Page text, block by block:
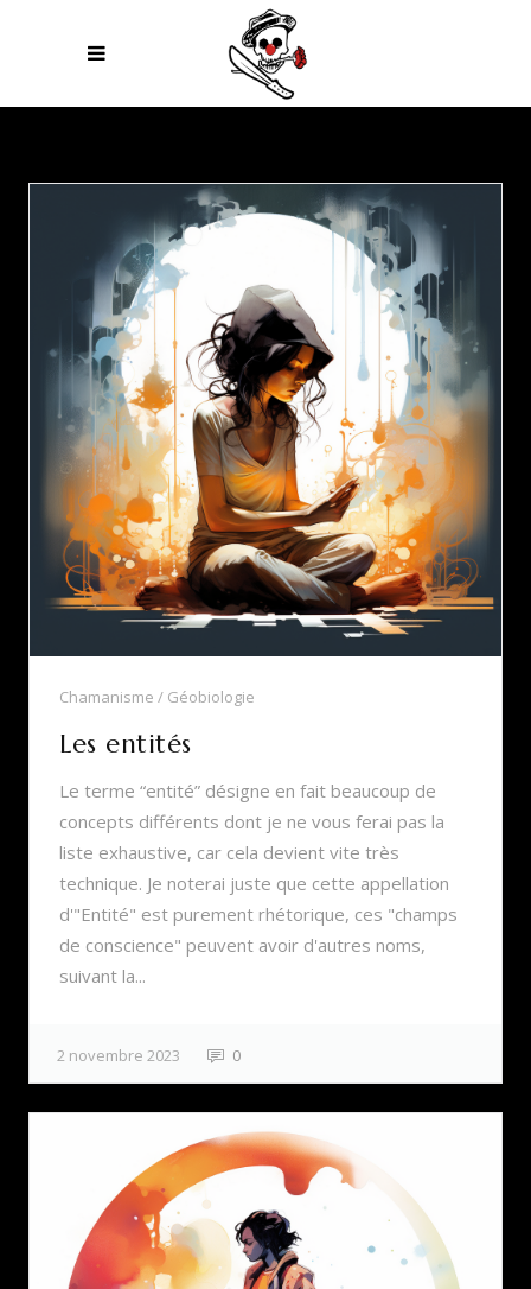
Chamanisme Géobiologie
Les entités
Le terme “entité” désigne en fait beaucoup de
concepts différents dont je ne vous ferai pas la
liste exhaustive, car cela devient vite très
technique. Je noterai juste que cette appellation
d'"Entité" est purement rhétorique, ces "champs
de conscience" peuvent avoir d'autres noms,
suivant la...
2 novembre 2023 0